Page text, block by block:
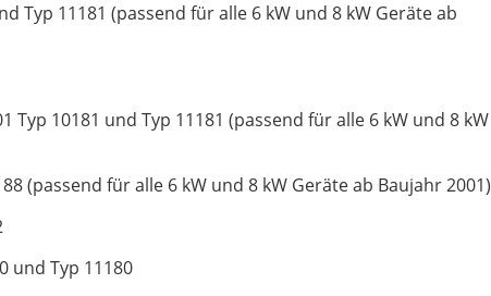
Typ 11181 (passend für alle 6 kW und 8 kW Geräte ab
Typ 10181 und Typ 11181 (passend für alle 6 kW und 8 kW
(passend für alle 6 kW und 8 kW Geräte ab Baujahr 2001)
und Typ 11180